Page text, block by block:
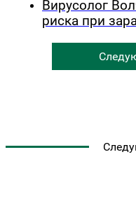
Вирусолог
риска при